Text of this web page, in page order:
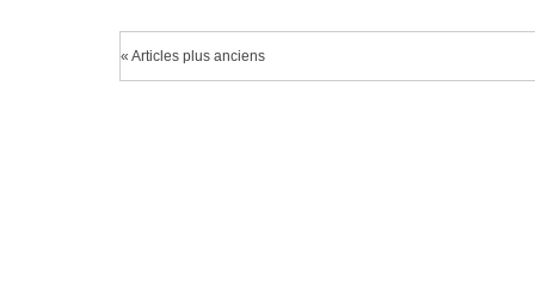
« Articles plus anciens